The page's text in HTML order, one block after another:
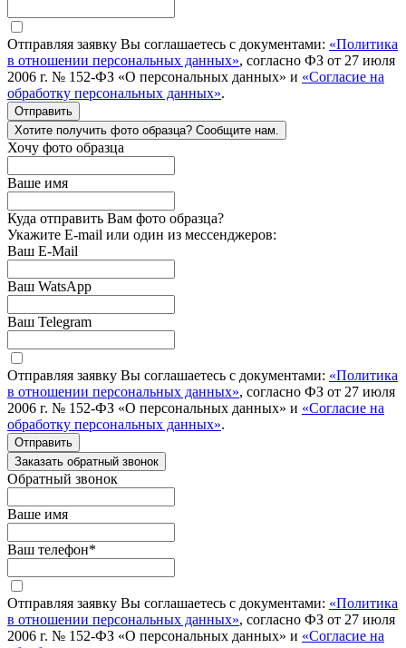
Отправляя заявку Вы соглашаетесь с документами: «Политика
в отношении персональных данных», согласно ФЗ от 27 июля
2006 г. № 152-ФЗ «О персональных данных» и «Согласие на
обработку персональных данных».
Отправить
Хотите получить фото образца? Сообщите нам.
Хочу фото образца
Ваше имя
Куда отправить Вам фото образца?
Укажите E-mail или один из мессенджеров:
Ваш E-Mail
Ваш WatsApp
Ваш Telegram
Отправляя заявку Вы соглашаетесь с документами: «Политика
в отношении персональных данных», согласно ФЗ от 27 июля
2006 г. № 152-ФЗ «О персональных данных» и «Согласие на
обработку персональных данных».
Отправить
Заказать обратный звонок
Обратный звонок
Ваше имя
Ваш телефон*
Отправляя заявку Вы соглашаетесь с документами: «Политика
в отношении персональных данных», согласно ФЗ от 27 июля
2006 г. № 152-ФЗ «О персональных данных» и «Согласие на